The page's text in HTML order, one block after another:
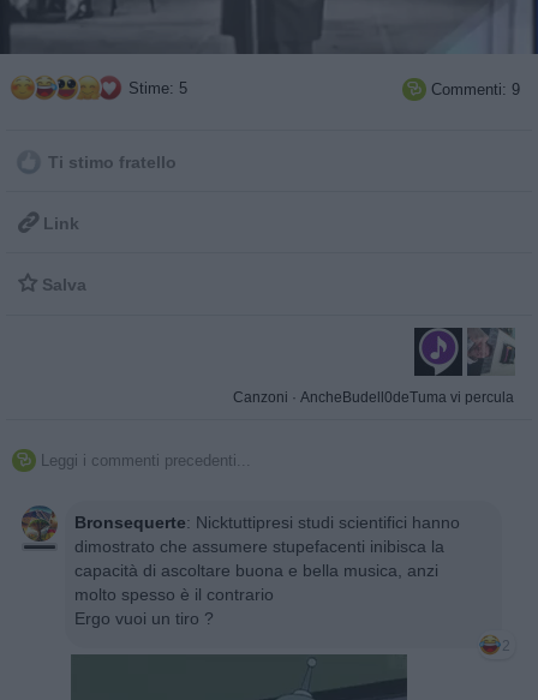
Stime: 5  Commenti: 9
Ti stimo fratello
 Link
 Salva
Canzoni · AncheBudell0deTuma vi percula
 Leggi i commenti precedenti...
Bronsequerte: Nicktuttipresi studi scientifici hanno
dimostrato che assumere stupefacenti inibisca la
capacità di ascoltare buona e bella musica, anzi
molto spesso è il contrario
Ergo vuoi un tiro ?
2